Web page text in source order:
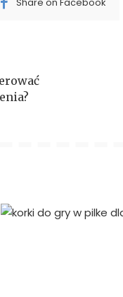
Share on Facebook